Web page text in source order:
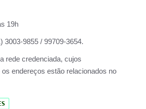
19h
3003-9855 / 99709-3654.
rede credenciada, cujos
os endereços estão relacionados no